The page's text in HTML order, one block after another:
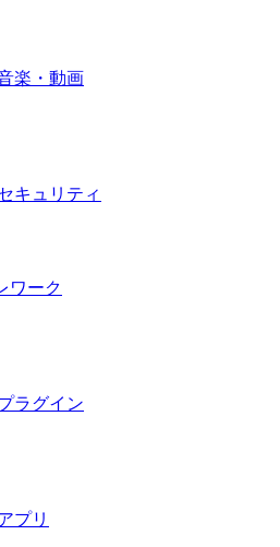
楽・動画
キュリティ
ワーク
ラグイン
プリ